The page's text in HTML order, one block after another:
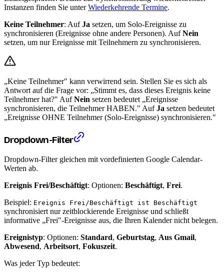
Instanzen finden Sie unterWiederkehrende Termine.
Keine Teilnehmer: AufJa setzen, um Solo-Ereignisse zu
synchronisieren (Ereignisse ohne andere Personen). AufNein
setzen, um nur Ereignisse mit Teilnehmern zu synchronisieren.
„Keine Teilnehmer" kann verwirrend sein. Stellen Sie es sich als
Antwort auf die Frage vor: „Stimmt es, dass dieses Ereignis keine
Teilnehmer hat?" AufNein setzen bedeutet „Ereignisse
synchronisieren, die Teilnehmer HABEN." AufJa setzen bedeutet
„Ereignisse OHNE Teilnehmer (Solo-Ereignisse) synchronisieren."
Dropdown-Filter
Dropdown-Filter gleichen mit vordefinierten Google Calendar-
Werten ab.
Ereignis Frei/Beschäftigt: Optionen: Beschäftigt, Frei.
Beispiel: Ereignis Frei/Beschäftigt ist Beschäftigt
synchronisiert nur zeitblockierende Ereignisse und schließt
informative „Frei"-Ereignisse aus, die Ihren Kalender nicht belegen.
Ereignistyp: Optionen: Standard, Geburtstag, Aus Gmail,
Abwesend, Arbeitsort, Fokuszeit.
Was jeder Typ bedeutet: